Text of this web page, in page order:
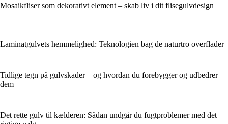
Mosaikfliser som dekorativt element – skab liv i dit flisegulvdesign
Laminatgulvets hemmelighed: Teknologien bag de naturtro overflader
Tidlige tegn på gulvskader – og hvordan du forebygger og udbedrer
dem
Det rette gulv til kælderen: Sådan undgår du fugtproblemer med det